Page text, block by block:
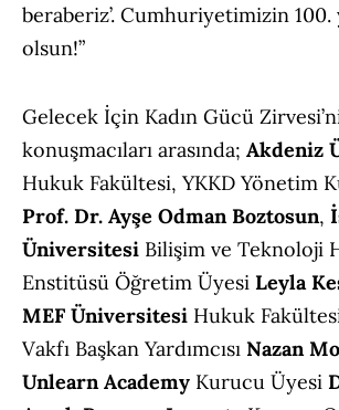
beraberiz’. Cumhuriyetimizin 100.
olsun!”
Gelecek İçin Kadın Gücü
konuşmacıları arasında; Akdeniz
Hukuk Fakültesi, YKKD Yönetim
Prof. Dr. Ayşe Odman Boztosun,
Üniversitesi Bilişim ve Teknoloji
Enstitüsü Öğretim Üyesi Leyla
MEF Üniversitesi Hukuk
Vakfı Başkan Yardımcısı Nazan
Unlearn Academy Kurucu Üyesi